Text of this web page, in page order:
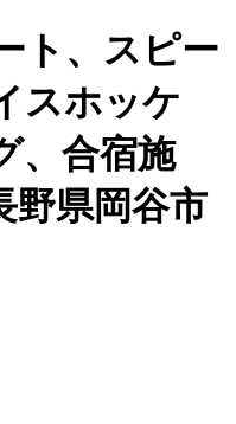
ト、スピー
スホッケ
、合宿施
野県岡谷市